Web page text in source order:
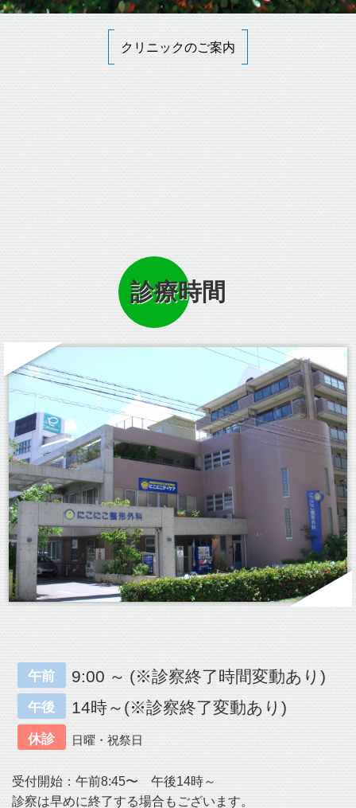
クリニックのご案内
診療時間
午前 9:00 ～ (※診察終了時間変動あり)
午後 14時～(※診察終了変動あり)
休診 日曜・祝祭日
受付開始：午前8:45〜 午後14時～
診察は早めに終了する場合もございます。